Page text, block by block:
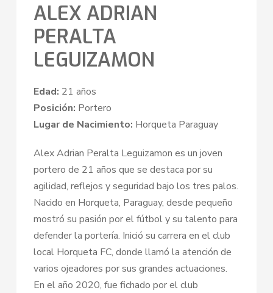
ALEX ADRIAN
PERALTA
LEGUIZAMON
Edad: 21 años
Posición: Portero
Lugar de Nacimiento: Horqueta Paraguay
Alex Adrian Peralta Leguizamon es un joven
portero de 21 años que se destaca por su
agilidad, reflejos y seguridad bajo los tres palos.
Nacido en Horqueta, Paraguay, desde pequeño
mostró su pasión por el fútbol y su talento para
defender la portería. Inició su carrera en el club
local Horqueta FC, donde llamó la atención de
varios ojeadores por sus grandes actuaciones.
En el año 2020, fue fichado por el club